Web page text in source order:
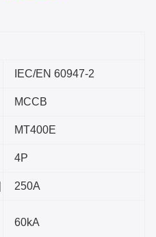
IEC/EN 60947-2
MCCB
MT400E
4P
250A
60kA